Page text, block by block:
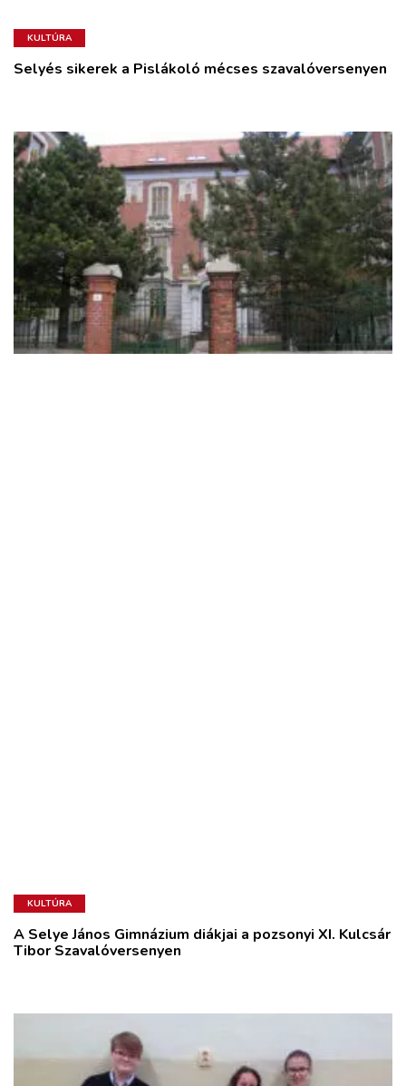
KULTÚRA
Selyés sikerek a Pislákoló mécses szavalóversenyen
KULTÚRA
A Selye János Gimnázium diákjai a pozsonyi XI. Kulcsár
Tibor Szavalóversenyen